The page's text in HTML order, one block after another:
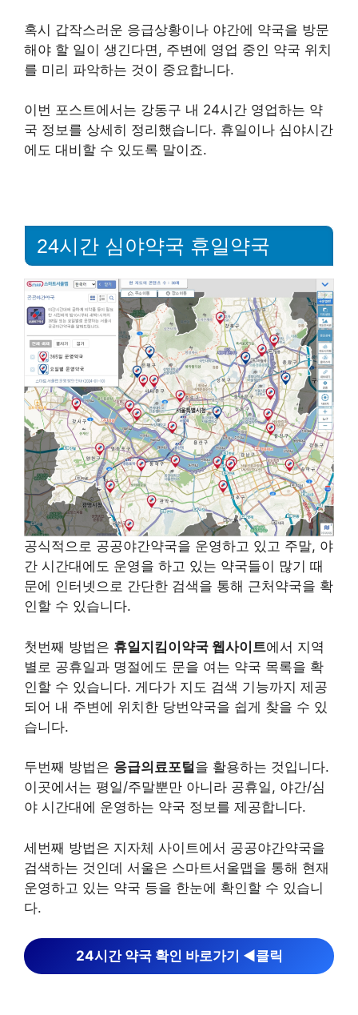
혹시 갑작스러운 응급상황이나 야간에 약국을 방문
해야 할 일이 생긴다면, 주변에 영업 중인 약국 위치
를 미리 파악하는 것이 중요합니다.
이번 포스트에서는 강동구 내 24시간 영업하는 약
국 정보를 상세히 정리했습니다. 휴일이나 심야시간
에도 대비할 수 있도록 말이죠.
24시간 심야약국 휴일약국
공식적으로 공공야간약국을 운영하고 있고 주말, 야
간 시간대에도 운영을 하고 있는 약국들이 많기 때
문에 인터넷으로 간단한 검색을 통해 근처약국을 확
인할 수 있습니다.
첫번째 방법은 휴일지킴이약국 웹사이트에서 지역
별로 공휴일과 명절에도 문을 여는 약국 목록을 확
인할 수 있습니다. 게다가 지도 검색 기능까지 제공
되어 내 주변에 위치한 당번약국을 쉽게 찾을 수 있
습니다.
두번째 방법은 응급의료포털을 활용하는 것입니다.
이곳에서는 평일/주말뿐만 아니라 공휴일, 야간/심
야 시간대에 운영하는 약국 정보를 제공합니다.
세번째 방법은 지자체 사이트에서 공공야간약국을
검색하는 것인데 서울은 스마트서울맵을 통해 현재
운영하고 있는 약국 등을 한눈에 확인할 수 있습니
다.
24시간 약국 확인 바로가기 ◀︎클릭